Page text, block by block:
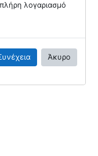
λογαριασμό
Άκυρο